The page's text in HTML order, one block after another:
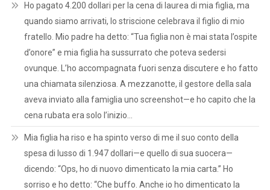
Ho pagato 4.200 dollari per la cena di laurea di mia figlia, ma
quando siamo arrivati, lo striscione celebrava il figlio di mio
fratello. Mio padre ha detto: “Tua figlia non è mai stata l’ospite
d’onore” e mia figlia ha sussurrato che poteva sedersi
ovunque. L’ho accompagnata fuori senza discutere e ho fatto
una chiamata silenziosa. A mezzanotte, il gestore della sala
aveva inviato alla famiglia uno screenshot—e ho capito che la
cena rubata era solo l’inizio…
Mia figlia ha riso e ha spinto verso di me il suo conto della
spesa di lusso di 1.947 dollari—e quello di sua suocera—
dicendo: “Ops, ho di nuovo dimenticato la mia carta.” Ho
sorriso e ho detto: “Che buffo. Anche io ho dimenticato la